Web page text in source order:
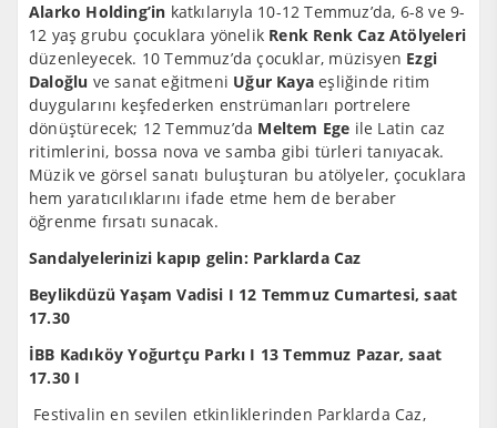
Alarko Holding’in katkılarıyla 10-12 Temmuz’da, 6-8 ve 9-
12 yaş grubu çocuklara yönelik Renk Renk Caz Atölyeleri
düzenleyecek. 10 Temmuz’da çocuklar, müzisyen Ezgi
Daloğlu ve sanat eğitmeni Uğur Kayaeşliğinde ritim
duygularını keşfederken enstrümanları portrelere
dönüştürecek; 12 Temmuz’da Meltem Ege ile Latin caz
ritimlerini, bossa nova ve samba gibi türleri tanıyacak.
Müzik ve görsel sanatı buluşturan bu atölyeler, çocuklara
hem yaratıcılıklarını ifade etme hem de beraber
öğrenme fırsatı sunacak.
Sandalyelerinizi kapıp gelin: Parklarda Caz
Beylikdüzü Yaşam Vadisi I 12 Temmuz Cumartesi, saat
17.30
İBB Kadıköy Yoğurtçu Parkı I 13 Temmuz Pazar, saat
17.30 I
Festivalin en sevilen etkinliklerinden Parklarda Caz,